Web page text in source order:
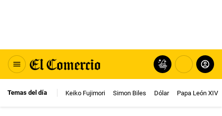
Temas del día Keiko Fujimori Simon Biles Dólar Papa León XIV